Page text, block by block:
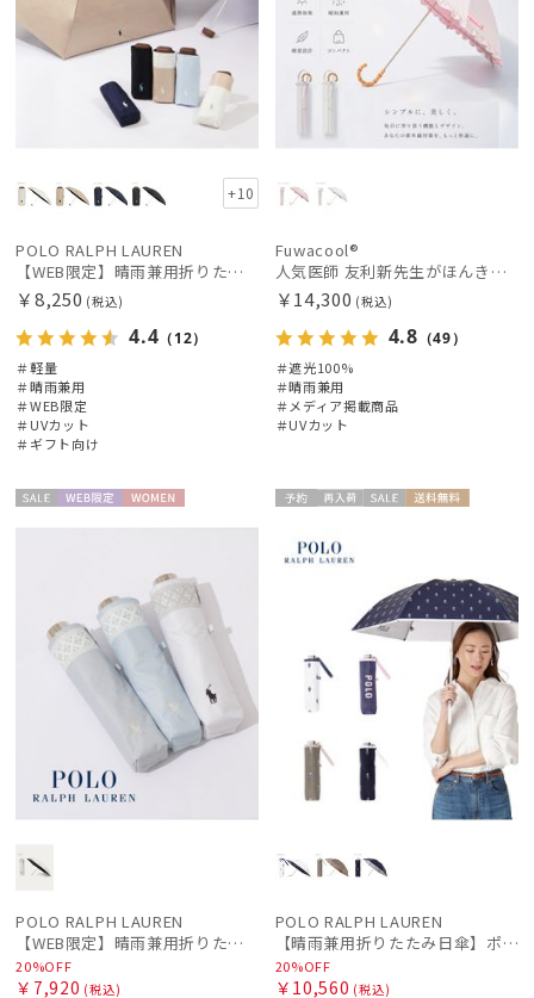
入荷状況
+10
POLO RALPH LAUREN
【WEB限定】晴雨兼用折りたたみ日傘 ポロ ラルフ ローレン ポロポニー刺繍 POLO BEAR 雨の日OK 遮光100% 遮熱 簡単開閉 UV100% 晴雨兼用
￥8,250 (税込)
4.4 （12）
＃軽量
＃晴雨兼用
＃WEB限定
＃UVカット
＃ギフト向け
Fuwacool®
人気医師 友利新先生がほんきで作った”絶対に忘れない誰でも日傘” エレガント派のバンブーフリル【晴雨兼用折日傘】フワクール® (Fuwacool®) 雨の日OK 軽量 遮光100% UV100％
￥14,300 (税込)
4.8 （49）
＃遮光100%
＃晴雨兼用
＃メディア掲載商品
＃UVカット
POLO RALPH LAUREN
【WEB限定】晴雨兼用折りたたみ日傘 ポロ ラルフ ローレン（POLO RALPH LAUREN）シャンブレーレース 遮光100 UV100
20%OFF
￥7,920 (税込)
荷
ギフト
向け
N
POLO RALPH LAUREN
【晴雨兼用折りたたみ日傘】ポロ ラルフ ローレン (POLO RALPH LAUREN) カラーベア 遮光 遮熱 UV 晴雨兼用
20%OFF
￥10,560 (税込)